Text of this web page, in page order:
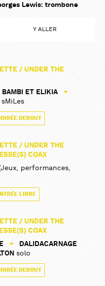
Lewis: trombone
Y ALLER
/ UNDER THE
BAMBI ET ELIKIA
+
sMiLes
DEBOUT
/ UNDER THE
COAX
performances,
LIBRE
/ UNDER THE
COAX
+
DALIDACARNAGE
solo
DEBOUT